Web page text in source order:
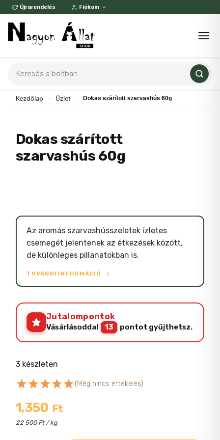
Skip
content
Újrarendelés Fiókom
search
Kezdőlap Üzlet Dokas szárított szarvashús 60g
Dokas szárított
szarvashús 60g
starstarstarstarstar(Még nincs értékelés)
1,350 Ft
22 500 Ft / kg
Az aromás szarvashússzeletek ízletes
csemegét jelentenek az étkezések között,
de különleges pillanatokban is.
TOVÁBBI INFORMÁCIÓ
Jutalompontok
Vásárlásoddal 13 pontot gyűjthetsz.
3 készleten